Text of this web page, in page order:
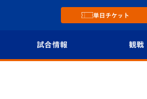
単日チケット
試合情報 観戦